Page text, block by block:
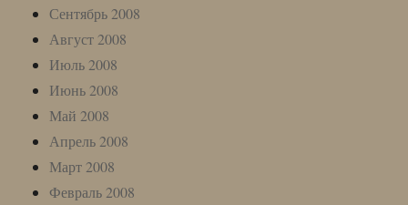
Сентябрь 2008
Август 2008
Июль 2008
Июнь 2008
Май 2008
Апрель 2008
Март 2008
Февраль 2008